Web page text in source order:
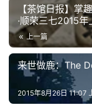
届
金
茶
奖
【茶馆日报】掌
·顺荣三七2015
上一篇
来世做鹿：The
2015年8月26日 11:07